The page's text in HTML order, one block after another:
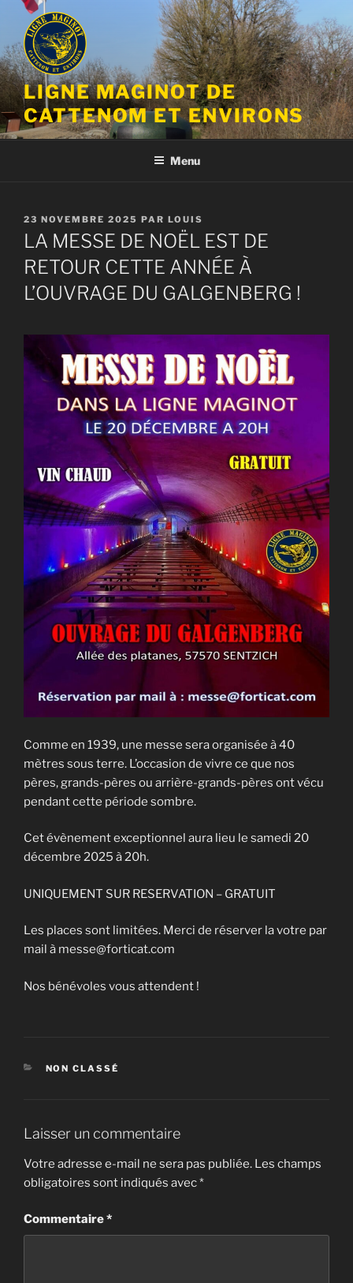
Aller
contenu
principal
LIGNE MAGINOT DE
CATTENOM ET ENVIRONS
Menu
PUBLIÉ
LE
23 NOVEMBRE 2025 PAR LOUIS
LA MESSE DE NOËL EST DE
RETOUR CETTE ANNÉE À
L’OUVRAGE DU GALGENBERG !
Comme en 1939, une messe sera organisée à 40
mètres sous terre. L’occasion de vivre ce que nos
pères, grands-pères ou arrière-grands-pères ont vécu
pendant cette période sombre.
Cet évènement exceptionnel aura lieu le samedi 20
décembre 2025 à 20h.
UNIQUEMENT SUR RESERVATION – GRATUIT
Les places sont limitées. Merci de réserver la votre par
mail à messe@forticat.com
Nos bénévoles vous attendent !
CATÉGORIES
NON CLASSÉ
Laisser un commentaire
Votre adresse e-mail ne sera pas publiée. Les champs
obligatoires sont indiqués avec*
Commentaire*